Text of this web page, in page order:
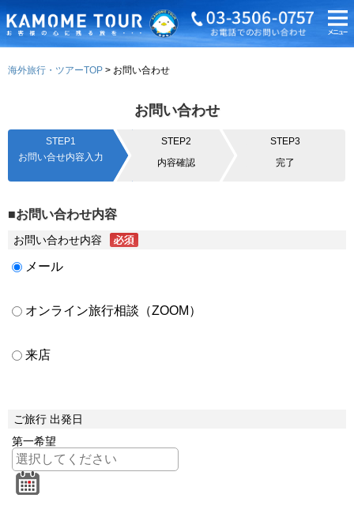
海外旅行・ツアーTOP お問い合わせ
お問い合わせ
STEP1
お問い合せ内容入力
STEP2
内容確認
STEP3
完了
■お問い合わせ内容
お問い合わせ内容
メール
オンライン旅行相談（ZOOM）
来店
ご旅行 出発日
第一希望